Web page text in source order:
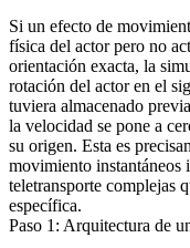
Si un efecto de
física del actor pero no
orientación exacta, la
rotación del actor en el
tuviera almacenado
la velocidad se pone a
su origen. Esta es
movimiento instantáneos
teletransporte complejas
específica.
Paso 1: Arquitectura de